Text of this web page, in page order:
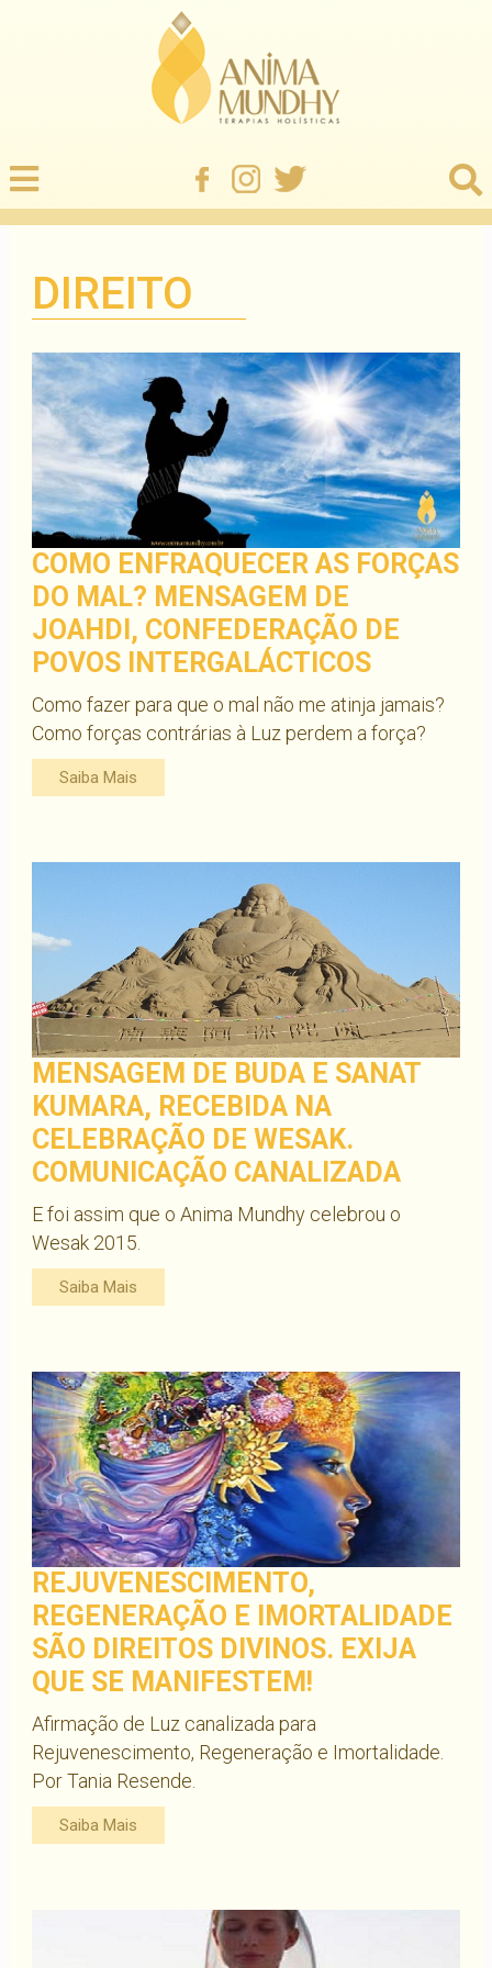
DIREITO
COMO ENFRAQUECER AS FORÇAS
DO MAL? MENSAGEM DE
JOAHDI, CONFEDERAÇÃO DE
POVOS INTERGALÁCTICOS
Como fazer para que o mal não me atinja jamais?
Como forças contrárias à Luz perdem a força?
Saiba Mais
MENSAGEM DE BUDA E SANAT
KUMARA, RECEBIDA NA
CELEBRAÇÃO DE WESAK.
COMUNICAÇÃO CANALIZADA
E foi assim que o Anima Mundhy celebrou o
Wesak 2015.
Saiba Mais
REJUVENESCIMENTO,
REGENERAÇÃO E IMORTALIDADE
SÃO DIREITOS DIVINOS. EXIJA
QUE SE MANIFESTEM!
Afirmação de Luz canalizada para
Rejuvenescimento, Regeneração e Imortalidade.
Por Tania Resende.
Saiba Mais